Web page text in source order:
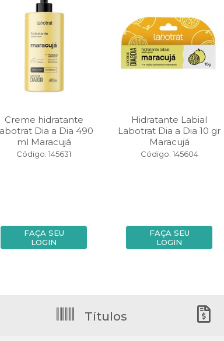
Creme hidratante
Dia a Dia 490
ml Maracujá
Código: 145631
FAÇA SEU
LOGIN
Hidratante Labial
Labotrat Dia a Dia 10 gr
Maracujá
Código: 145604
FAÇA SEU
LOGIN
Títulos